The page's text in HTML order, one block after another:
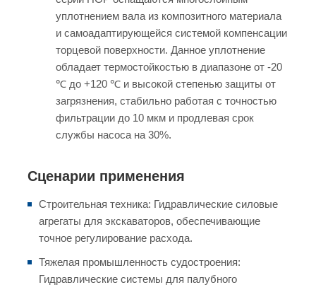
уплотнением вала из композитного материала
и самоадаптирующейся системой компенсации
торцевой поверхности. Данное уплотнение
обладает термостойкостью в диапазоне от -20
℃ до +120 ℃ и высокой степенью защиты от
загрязнения, стабильно работая с точностью
фильтрации до 10 мкм и продлевая срок
службы насоса на 30%.
Сценарии применения
Строительная техника: Гидравлические силовые
агрегаты для экскаваторов, обеспечивающие
точное регулирование расхода.
Тяжелая промышленность судостроения:
Гидравлические системы для палубного